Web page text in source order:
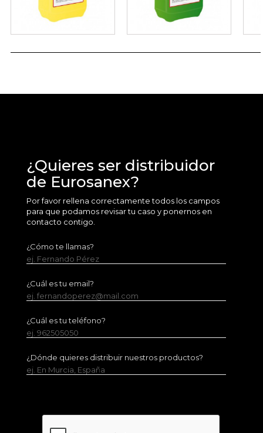
¿Quieres ser distribuidor
de Eurosanex?
Por favor rellena correctamente todos los campos
para que podamos revisar tu caso y ponernos en
contacto contigo.
¿Cómo te llamas?
ej. Fernando Pérez
¿Cuál es tu email?
ej. fernandoperez@mail.com
¿Cuál es tu teléfono?
ej. 962505050
¿Dónde quieres distribuir nuestros productos?
ej. En Murcia, España